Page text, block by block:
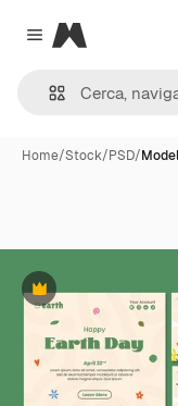
Close menu
Magnific
Home/Stock/PSD/
Premium